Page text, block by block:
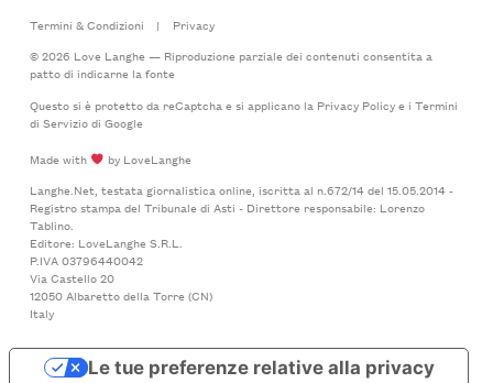
Termini & Condizioni |
Privacy
© 2026 Love Langhe — Riproduzione parziale dei contenuti consentita a
patto di indicarne la fonte
Questo si è protetto da reCaptcha e si applicano la Privacy Policye i Termini
di Serviziodi Google
Made with
by LoveLanghe
Langhe.Net, testata giornalistica online, iscritta al n.672/14 del 15.05.2014 -
Registro stampa del Tribunale di Asti - Direttore responsabile: Lorenzo
Tablino.
Editore: LoveLanghe S.R.L.
P.IVA 03796440042
Via Castello 20
12050 Albaretto della Torre (CN)
Italy
Le tue preferenze relative alla privacy